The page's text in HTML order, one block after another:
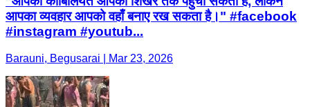
आपका व्यवहार आपको वहाँ बनाए रख सकता है।" #facebook
#instagram #youtub...
Barauni, Begusarai | Mar 23, 2026